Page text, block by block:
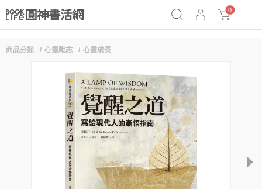
Netflix話題章魚小說！
0
商品分類 心靈勵志 心靈成長
next